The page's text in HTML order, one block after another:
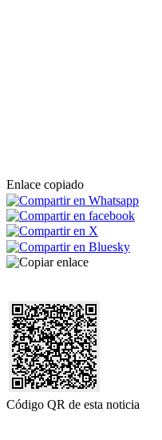
Enlace copiado
Código QR de esta noticia